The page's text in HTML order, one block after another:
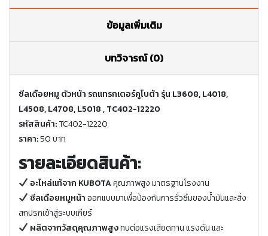
ข้อมูลเพิ่มเติม
บทวิจารณ์ (0)
ซีลเดือยหมู ตัวหน้า รถแทรกเตอร์คูโบต้า รุ่น L3608, L4018,
L4508, L4708, L5018 , TC402-12220
รหัสสินค้า:TC402-12220
ราคา:50 บาท
รายละเอียดสินค้า:
อะไหล่แท้จาก KUBOTAคุณภาพสูง มาตรฐานโรงงาน
ซีลเดือยหมูหน้าออกแบบมาเพื่อป้องกันการรั่วซึมของน้ำมันและสิ่ง
สกปรกเข้าสู่ระบบเกียร์
ผลิตจากวัสดุคุณภาพสูงทนต่อแรงเสียดทาน แรงดัน และ